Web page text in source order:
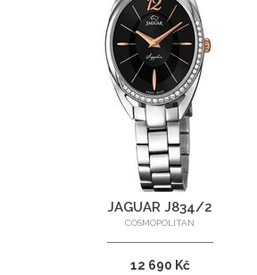
JAGUAR J834/2
COSMOPOLITAN
12 690 Kč